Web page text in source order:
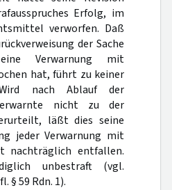
Erfolg, im
verworfen. Daß
der Sache
Verwarnung mit
hat, führt zu keiner
nach Ablauf der
nicht zu der
läßt dies seine
jeder Verwarnung mit
nachträglich entfallen.
unbestraft (vgl.
§ 59 Rdn. 1).